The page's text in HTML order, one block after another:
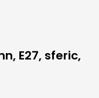
E27, sferic,